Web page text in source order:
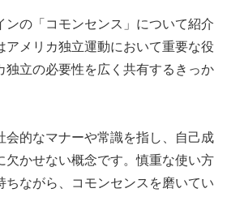
ンの「コモンセンス」について紹介
アメリカ独立運動において重要な役
独立の必要性を広く共有するきっか
会的なマナーや常識を指し、自己成
欠かせない概念です。慎重な使い方
ちながら、コモンセンスを磨いてい